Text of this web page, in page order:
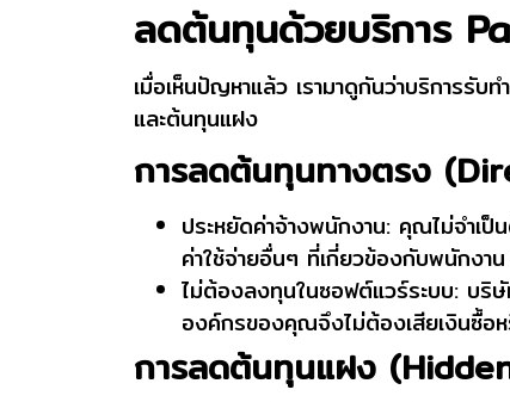
ลดต้นทุนด้วยบริการ
เมื่อเห็นปัญหาแล้ว เรามาดูกันว่าบริการรับ
และต้นทุนแฝง
การลดต้นทุนทางตรง
ประหยัดค่าจ้างพนักงาน: คุณไม่จำเป็
ค่าใช้จ่ายอื่นๆ ที่เกี่ยวข้องกับพนักงา
ไม่ต้องลงทุนในซอฟต์แวร์ระบบ: บริ
องค์กรของคุณจึงไม่ต้องเสียเงินซื้อห
การลดต้นทุนแฝง